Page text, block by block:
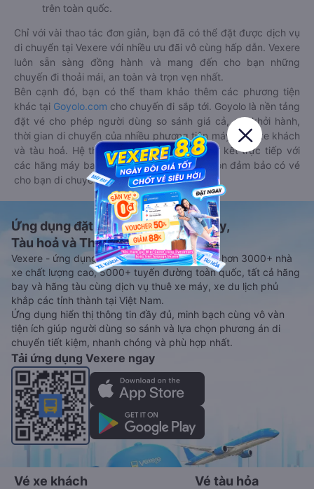
trên toàn quốc.
Chỉ với vài thao tác đơn giản, bạn đã có thể đặt được dịch vụ
di chuyển tại Vexere với nhiều ưu đãi vô cùng hấp dẫn. Vexere
luôn sẵn sàng đồng hành và mang đến cho bạn những
chuyến đi thoải mái, an toàn và trọn vẹn nhất.
Bên cạnh đó, bạn có thể tham khảo thêm các phương tiện
khác tại Goyolo.com cho chuyến đi sắp tới. Goyolo là nền tảng
đặt vé cho phép người dùng so sánh giá cả, giờ khởi hành,
thời gian di chuyển của nhiều phương tiện máy bay, xe khách
và tàu hoả. Hệ thống của Goyolo được liên kết trực tiếp với
các hãng máy bay, xe khách và tàu hoả, luôn đảm bảo có vé
cho bạn di chuyển.
Ứng dụng đặt vé Xe khách, Máy bay,
Tàu hoả và Thuê xe
Vexere - ứng dụng đặt vé đa phương tiện với hơn 3000+ nhà
xe chất lượng cao, 5000+ tuyến đường toàn quốc, tất cả hãng
bay và hãng tàu cùng dịch vụ thuê xe máy, xe du lịch phủ
khắp các tỉnh thành tại Việt Nam.
Ứng dụng hiển thị thông tin đầy đủ, minh bạch cùng vô vàn
tiện ích giúp người dùng so sánh và lựa chọn phương án di
chuyển tiết kiệm, nhanh chóng và phù hợp nhất.
Tải ứng dụng Vexere ngay
Vé xe khách Vé tàu hỏa